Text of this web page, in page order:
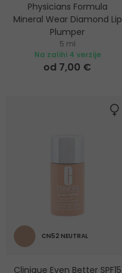
Physicians Formula
Mineral Wear Diamond Lip
Plumper
Hidratantni sjaj za punije
usne
5 ml
Na zalihi 4 verzije
od 7,00 €
CN52 NEUTRAL
Clinique Even Better SPF15